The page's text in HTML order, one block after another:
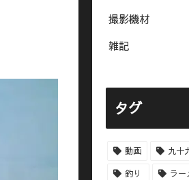
撮影機材
雑記
タグ
動画 九十
釣り ラー